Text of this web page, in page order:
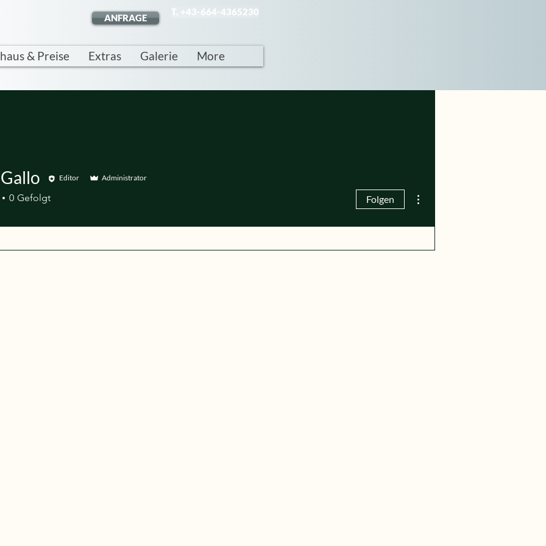
ANFRAGE
T. +43-664-4365230
& Preise Extras Galerie More
Editor Administrator
0 Gefolgt Folgen